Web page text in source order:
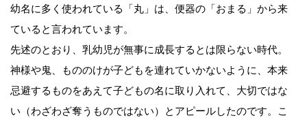
幼名に多く使われている「丸」は、便器の「おまる」から来
ていると言われています。
先述のとおり、乳幼児が無事に成長するとは限らない時代。
神様や鬼、もののけが子どもを連れていかないように、本来
忌避するものをあえて子どもの名に取り入れて、大切ではな
い（わざわざ奪うものではない）とアピールしたのです。こ